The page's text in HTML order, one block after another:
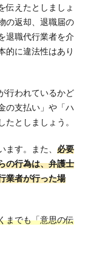
伝えたとしましょ
の返却、退職届の
退職代行業者を介
的に違法性はあり
行われているかど
の支払い」や「ハ
としましょう。
ます。また、 必要
の行為は、弁護士
業者が行った場
までも「意思の伝